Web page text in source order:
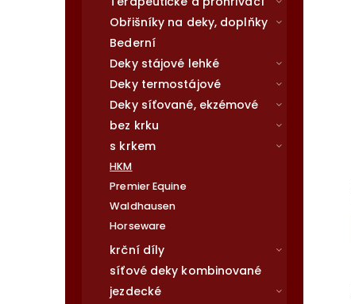
Obřišníky na deky, doplňky
Bederní
Deky stájové lehké
Deky termostájové
Deky síťované, ekzémové
bez krku
s krkem
HKM
Premier Equine
Waldhausen
Horseware
krční díly
síťové deky kombinované
jezdecké